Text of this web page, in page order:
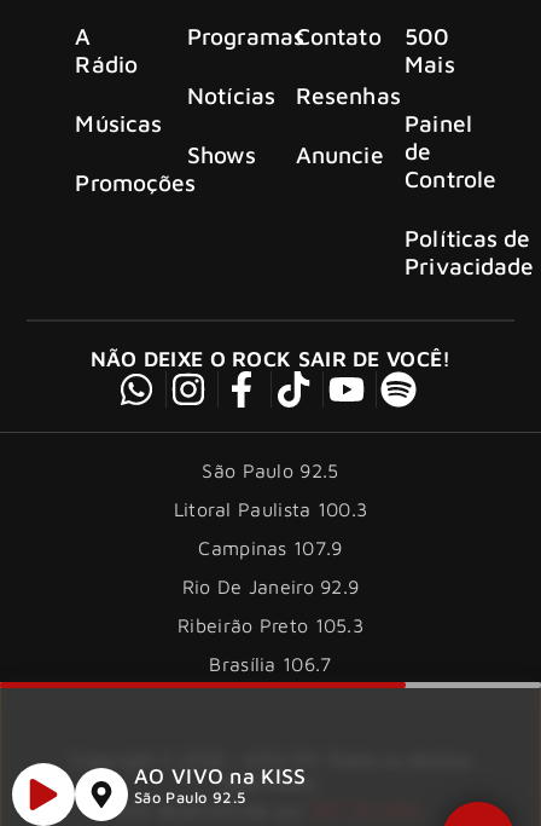
A
Rádio
Músicas
Promoções
Programas
Notícias
Shows
Contato
Resenhas
Anuncie
500
Mais
Painel
de
Controle
Políticas de
Privacidade
NÃO DEIXE O ROCK SAIR DE VOCÊ!
São Paulo 92.5
Litoral Paulista 100.3
Campinas 107.9
Rio De Janeiro 92.9
Ribeirão Preto 105.3
Brasília 106.7
reservados.
Site desenvolvido por
AO VIVO na KISS
São Paulo 92.5